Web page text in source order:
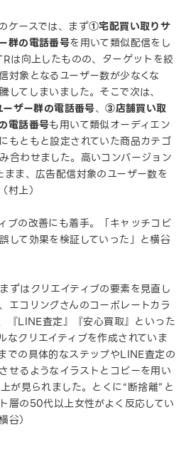
ケースでは、まず①宅配買い取りサ
群の電話番号を用いて類似配信をし
は向上したものの、ターゲットを絞
対象となるユーザー数が少なくな
してしまいました。そこで次は、
ザー群の電話番号、③店舗買い取
電話番号も用いて類似オーディエン
もともと設定されていた商品カテゴ
合わせました。高いコンバージョン
まま、広告配信対象のユーザー数を
村上）
ブの改善にも着手。「キャッチコピ
して効果を検証していった」と横谷
ずはクリエイティブの要素を見直し
エコリングさんのコーポレートカラ
『LINE査定』『安心買取』といった
なクリエイティブを作成されていま
での具体的なステップやLINE査定の
せるようなイラストとコピーを用い
が見られました。とくに“断捨離”と
層の50代以上女性がよく反応してい
谷）